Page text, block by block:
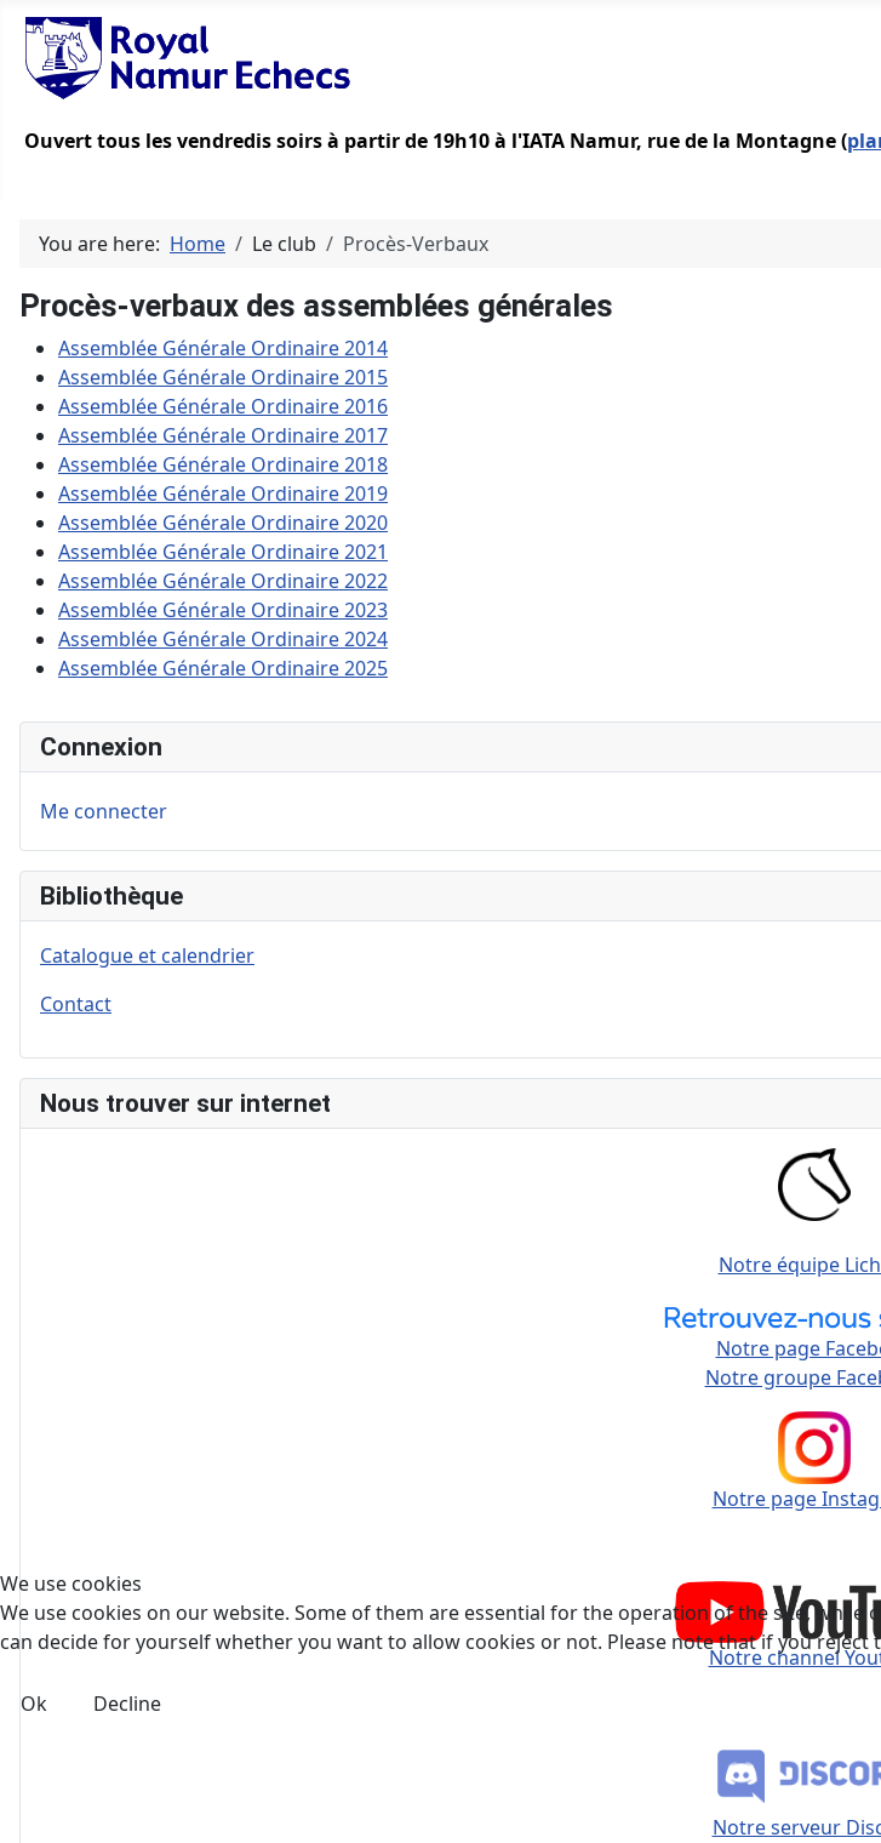
Ouvert tous les vendredis soirs à partir de 19h10 à l'IATA Namur, rue de la Montagne (
You are here: Home Le club Procès-Verbaux
Procès-verbaux des assemblées générales
Assemblée Générale Ordinaire 2014
Assemblée Générale Ordinaire 2015
Assemblée Générale Ordinaire 2016
Assemblée Générale Ordinaire 2017
Assemblée Générale Ordinaire 2018
Assemblée Générale Ordinaire 2019
Assemblée Générale Ordinaire 2020
Assemblée Générale Ordinaire 2021
Assemblée Générale Ordinaire 2022
Assemblée Générale Ordinaire 2023
Assemblée Générale Ordinaire 2024
Assemblée Générale Ordinaire 2025
Connexion
Me connecter
Bibliothèque
Catalogue et calendrier
Contact
Nous trouver sur internet
Notre équipe
Notre page
Notre groupe
Notre page
Notre channel
Notre serveur
We use cookies
We use cookies on our website. Some of them are essential for the operation of the site,
can decide for yourself whether you want to allow cookies or not. Please note that if you
Ok Decline